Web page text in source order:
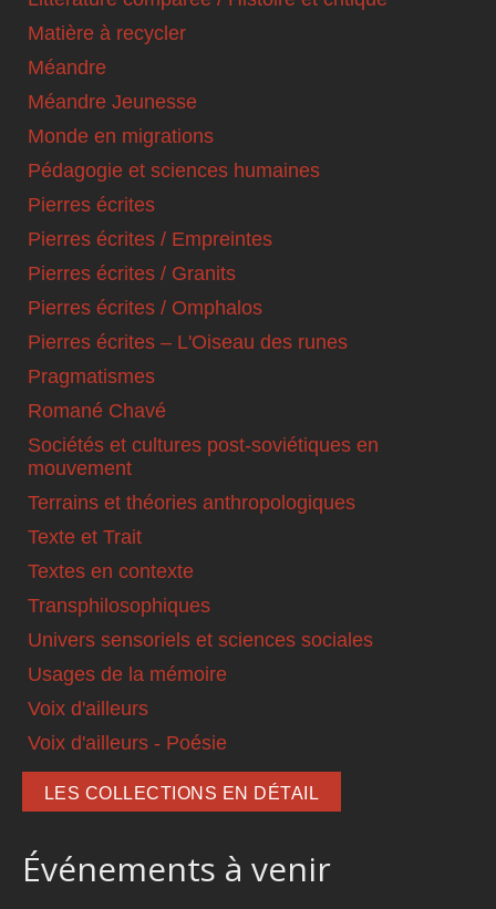
Matière à recycler
Méandre
Méandre Jeunesse
Monde en migrations
Pédagogie et sciences humaines
Pierres écrites
Pierres écrites / Empreintes
Pierres écrites / Granits
Pierres écrites / Omphalos
Pierres écrites – L'Oiseau des runes
Pragmatismes
Romané Chavé
Sociétés et cultures post-soviétiques en
mouvement
Terrains et théories anthropologiques
Texte et Trait
Textes en contexte
Transphilosophiques
Univers sensoriels et sciences sociales
Usages de la mémoire
Voix d'ailleurs
Voix d'ailleurs - Poésie
LES COLLECTIONS EN DÉTAIL
Événements à venir